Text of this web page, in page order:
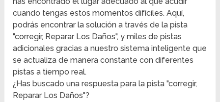
cuando tengas estos momentos difíciles. Aquí,
podrás encontrar la solución a través de la pista
"corregir, Reparar Los Daños", y miles de pistas
adicionales gracias a nuestro sistema inteligente que
se actualiza de manera constante con diferentes
pistas a tiempo real.
¿Has buscado una respuesta para la pista "corregir,
Reparar Los Daños"?